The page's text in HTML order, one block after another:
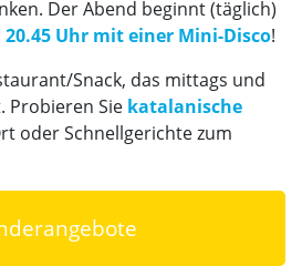
Der Abend beginnt (täglich)
20.45 Uhr mit einer Mini-Disco!
Snack, das mittags und
Probieren Sie katalanische
oder Schnellgerichte zum